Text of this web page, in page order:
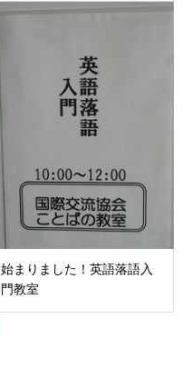
始まりました！英語落語入
門教室